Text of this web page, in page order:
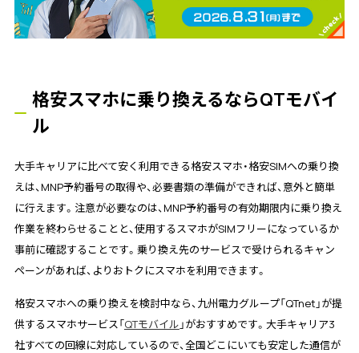
格安スマホに乗り換えるならQTモバイ
ル
大手キャリアに比べて安く利用できる格安スマホ・格安SIMへの乗り換
えは、MNP予約番号の取得や、必要書類の準備ができれば、意外と簡単
に行えます。注意が必要なのは、MNP予約番号の有効期限内に乗り換え
作業を終わらせることと、使用するスマホがSIMフリーになっているか
事前に確認することです。乗り換え先のサービスで受けられるキャン
ペーンがあれば、よりおトクにスマホを利用できます。
格安スマホへの乗り換えを検討中なら、九州電力グループ「QTnet」が提
供するスマホサービス「QTモバイル 」がおすすめです。大手キャリア3
社すべての回線に対応しているので、全国どこにいても安定した通信が